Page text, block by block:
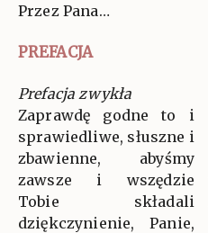
Przez Pana…
PREFACJA
Prefacja zwykła
Zaprawdę godne to i
sprawiedliwe, słuszne i
zbawienne, abyśmy
zawsze i wszędzie
Tobie składali
dziękczynienie, Panie,